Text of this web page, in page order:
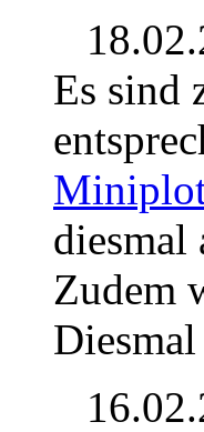
Es sind
diesmal
Zudem